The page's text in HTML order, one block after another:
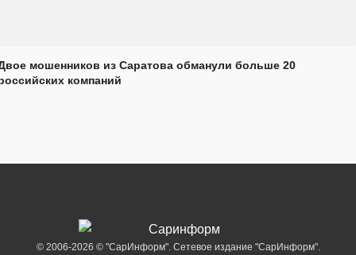
мошенников из Саратова обманули больше 20
компаний
© 2006-2026 © "СарИнформ". Сетевое издание "СарИнформ".